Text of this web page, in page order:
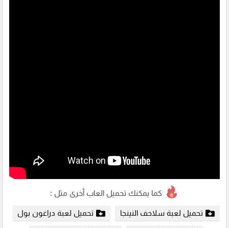
كما يمكنك تحميل العاب أخرى مثل :
تحميل لعبة سلاحف النينجا تحميل لعبة دراغون بول